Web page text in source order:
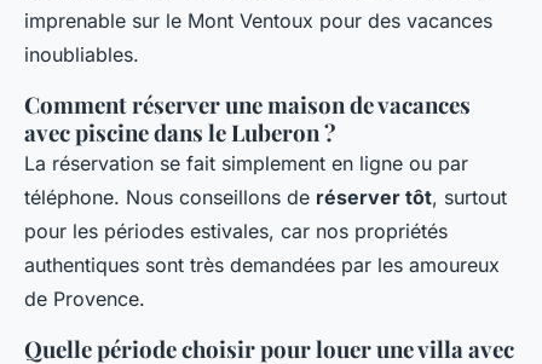
imprenable sur le Mont Ventoux pour des vacances
inoubliables.
Comment réserver une maison de vacances
avec piscine dans le Luberon ?
La réservation se fait simplement en ligne ou par
téléphone. Nous conseillons de réserver tôt, surtout
pour les périodes estivales, car nos propriétés
authentiques sont très demandées par les amoureux
de Provence.
Quelle période choisir pour louer une villa avec